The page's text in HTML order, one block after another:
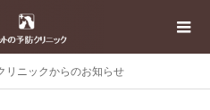
リニックからのお知らせ